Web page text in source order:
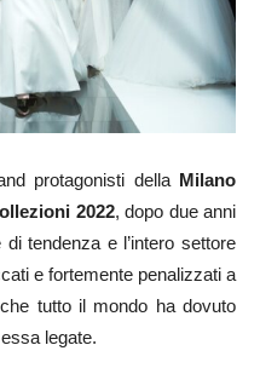
protagonisti della Milano
2022, dopo due anni
tendenza e l’intero settore
e fortemente penalizzati a
tutto il mondo ha dovuto
legate.